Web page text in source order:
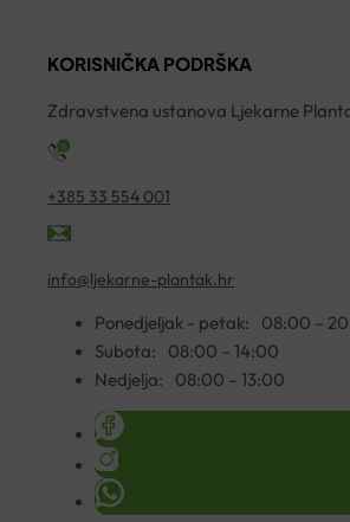
ČIŠĆENJE
200ML
količina
KORISNIČKA PODRŠKA
Zdravstvena ustanova Ljekarne
+385 33 554 001
info@ljekarne-plantak.hr
Ponedjeljak - petak:
08:00 –
Subota:
08:00 – 14:00
Nedjelja:
08:00 – 13:00